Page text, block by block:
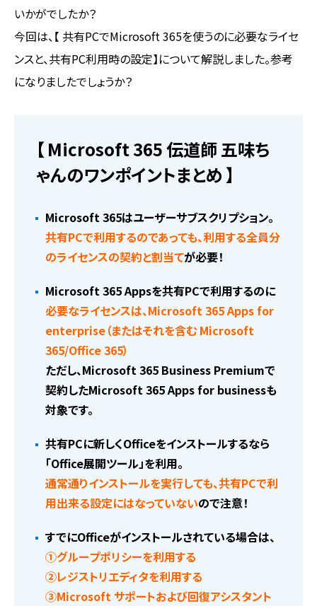
いかがでしたか？
今回は、【 共有PCでMicrosoft 365を使うのに必要なライセ
ンスと、共有PC利用時の設定】について解説しました。参考
になりましたでしょうか？
【 Microsoft 365 伝道師 五味ち
ゃんのワンポイントまとめ 】
Microsoft 365はユーザーサブスクリプション。
共有PCで利用するのであっても、利用する全員分
のライセンスの契約と割当てが必要！
Microsoft 365 Appsを共有PCで利用するのに
必要なライセンスは、Microsoft 365 Apps for
enterprise（またはそれを含む Microsoft
365/Office 365）
ただし、Microsoft 365 Business Premiumで
契約したMicrosoft 365 Apps for businessも
対象です。
共有PCに新しくOfficeをインストールするなら
「Office展開ツール」を利用。
通常通りインストールを実行しても、共有PCで利
用出来る設定にはなっていないので注意！
すでにOfficeがインストールされている場合は、
①グループポリシーを利用する
②レジストリエディタを利用する
③Microsoft サポートおよび回復アシスタント